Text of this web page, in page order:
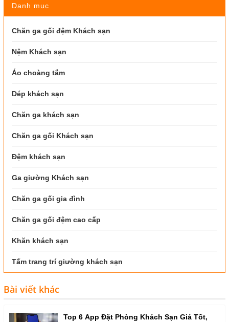
Danh mục
Chăn ga gối đệm Khách sạn
Nệm Khách sạn
Áo choàng tắm
Dép khách sạn
Chăn ga khách sạn
Chăn ga gối Khách sạn
Đệm khách sạn
Ga giường Khách sạn
Chăn ga gối gia đình
Chăn ga gối đệm cao cấp
Khăn khách sạn
Tấm trang trí giường khách sạn
Bài viết khác
Top 6 App Đặt Phòng Khách Sạn Giá Tốt,